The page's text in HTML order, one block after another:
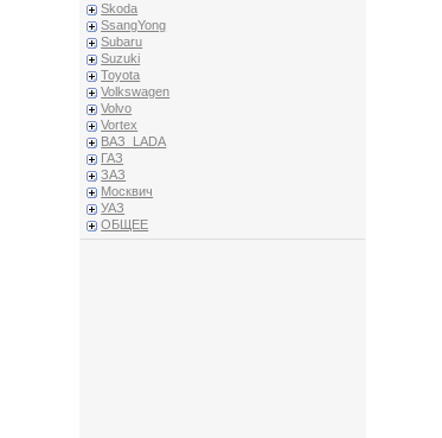
Skoda
SsangYong
Subaru
Suzuki
Toyota
Volkswagen
Volvo
Vortex
ВАЗ_LADA
ГАЗ
ЗАЗ
Москвич
УАЗ
ОБЩЕЕ